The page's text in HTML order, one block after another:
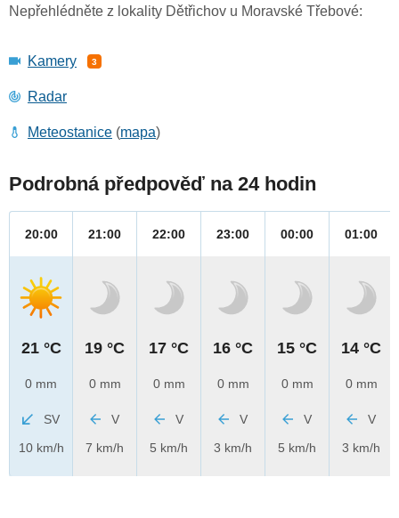
Nepřehlédněte z lokality Dětřichov u Moravské Třebové:
Kamery 3
Radar
Meteostanice (mapa)
Podrobná předpověď na 24 hodin
20:00
21 °C
0 mm
SV
10 km/h
21:00
19 °C
0 mm
V
7 km/h
22:00
17 °C
0 mm
V
5 km/h
23:00
16 °C
0 mm
V
3 km/h
00:00
15 °C
0 mm
V
5 km/h
01:00
14 °C
0 mm
V
3 km/h